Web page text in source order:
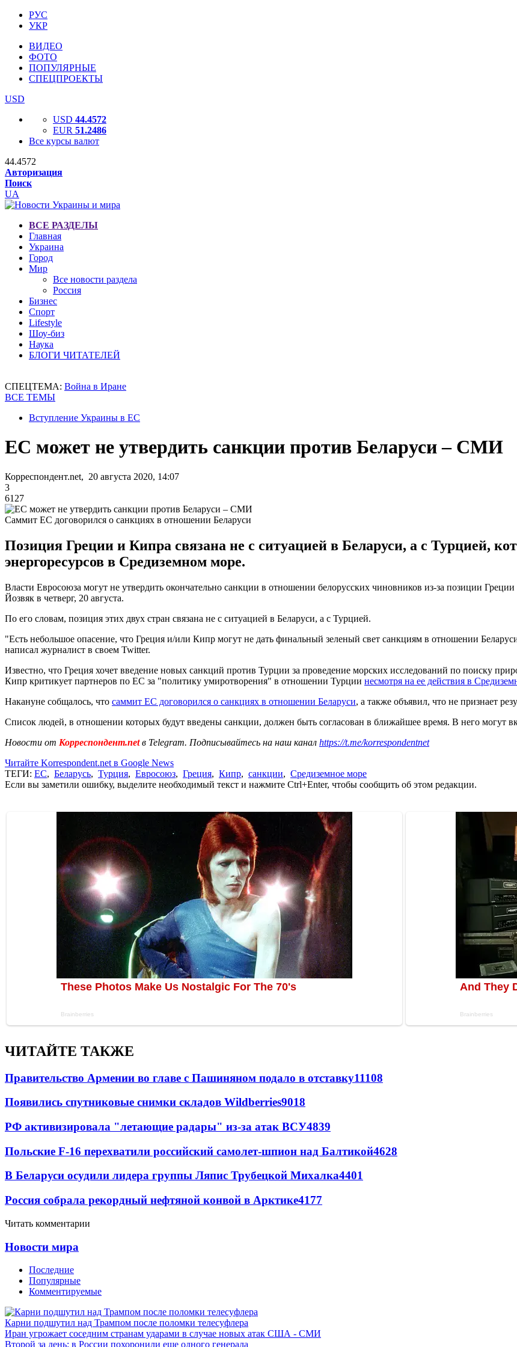
РУС
УКР
ВИДЕО
ФОТО
ПОПУЛЯРНЫЕ
СПЕЦПРОЕКТЫ
USD
USD 44.4572
EUR 51.2486
Все курсы валют
44.4572
Авторизация
Поиск
UA
ВСЕ РАЗДЕЛЫ
Главная
Украина
Город
Мир
Все новости раздела
Россия
Бизнес
Спорт
Lifestyle
Шоу-биз
Наука
БЛОГИ ЧИТАТЕЛЕЙ
СПЕЦТЕМА: Война в Иране
ВСЕ ТЕМЫ
Вступление Украины в ЕС
ЕС может не утвердить санкции против Беларуси – СМИ
Корреспондент.net, 20 августа 2020, 14:07
3
6127
Cаммит ЕС договорился о санкциях в отношении Беларуси
Позиция Греции и Кипра связана не с ситуацией в Беларуси, а с Турцией,
энергоресурсов в Средиземном море.
Власти Евросоюза могут не утвердить окончательно санкции в отношении белорусских чиновников из-за позиции
Йозвяк в четверг, 20 августа.
По его словам, позиция этих двух стран связана не с ситуацией в Беларуси, а с Турцией.
"Есть небольшое опасение, что Греция и/или Кипр могут не дать финальный зеленый свет санкциям в отношении
написал журналист в своем Twitter.
Известно, что Греция хочет введение новых санкций против Турции за проведение морских исследований по поиску
Кипр критикует партнеров по ЕС за "политику умиротворения" в отношении Турции несмотря на ее действия в
Накануне собщалось, что саммит ЕС договорился о санкциях в отношении Беларуси, а также объявил, что не признает
Список людей, в отношении которых будут введены санкции, должен быть согласован в ближайшее время. В него могут
Новости от Корреспондент.netв Telegram. Подписывайтесь на наш канал https://t.me/korrespondentnet
Читайте Korrespondent.net в Google News
ТЕГИ: ЕС, Беларусь, Турция, Евросоюз, Греция, Кипр, санкции, Средиземное море
Если вы заметили ошибку, выделите необходимый текст и нажмите Ctrl+Enter, чтобы сообщить об этом редакции.
ЧИТАЙТЕ ТАКЖЕ
Правительство Армении во главе с Пашиняном подало в отставку11108
Появились спутниковые снимки складов Wildberries9018
РФ активизировала "летающие радары" из-за атак ВСУ4839
Польские F-16 перехватили российский самолет-шпион над Балтикой4628
В Беларуси осудили лидера группы Ляпис Трубецкой Михалка4401
Россия собрала рекордный нефтяной конвой в Арктике4177
Читать комментарии
Новости мира
Последние
Популярные
Комментируемые
Карни подшутил над Трампом после поломки телесуфлера
Иран угрожает соседним странам ударами в случае новых атак США - СМИ
Второй за день: в России похоронили еще одного генерала